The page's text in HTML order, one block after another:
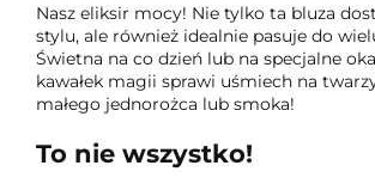
Nasz eliksir mocy! Nie tylko ta bluza
stylu, ale również idealnie pasuje do
Świetna na co dzień lub na specjalne
kawałek magii sprawi uśmiech na
małego jednorożca lub smoka!
To nie wszystko!